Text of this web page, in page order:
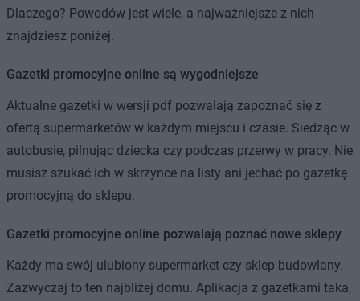
Dlaczego? Powodów jest wiele, a najważniejsze z nich
znajdziesz poniżej.
Gazetki promocyjne online są wygodniejsze
Aktualne gazetki w wersji pdf pozwalają zapoznać się z
ofertą supermarketów w każdym miejscu i czasie. Siedząc w
autobusie, pilnując dziecka czy podczas przerwy w pracy. Nie
musisz szukać ich w skrzynce na listy ani jechać po gazetkę
promocyjną do sklepu.
Gazetki promocyjne online pozwalają poznać nowe sklepy
Każdy ma swój ulubiony supermarket czy sklep budowlany.
Zazwyczaj to ten najbliżej domu. Aplikacja z gazetkami taka,